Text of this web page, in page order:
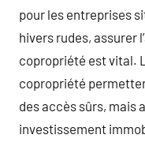
pour les entreprises
hivers rudes, assurer
copropriété est vital.
copropriété
des accès sûrs, mais
investissement